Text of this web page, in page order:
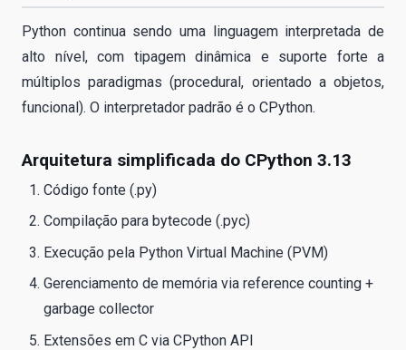
Python continua sendo uma linguagem interpretada de
alto nível, com tipagem dinâmica e suporte forte a
múltiplos paradigmas (procedural, orientado a objetos,
funcional). O interpretador padrão é o CPython.
Arquitetura simplificada do CPython 3.13
Código fonte (.py)
Compilação para bytecode (.pyc)
Execução pela Python Virtual Machine (PVM)
Gerenciamento de memória via reference counting +
garbage collector
Extensões em C via CPython API